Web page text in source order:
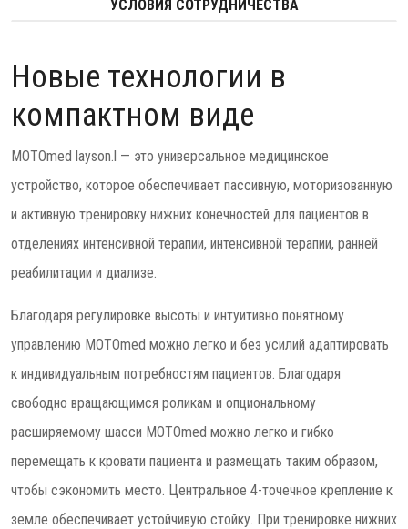
УСЛОВИЯ СОТРУДНИЧЕСТВА
Новые технологии в
компактном виде
MOTOmed layson.l — это универсальное медицинское
устройство, которое обеспечивает пассивную, моторизованную
и активную тренировку нижних конечностей для пациентов в
отделениях интенсивной терапии, интенсивной терапии, ранней
реабилитации и диализе.
Благодаря регулировке высоты и интуитивно понятному
управлению MOTOmed можно легко и без усилий адаптировать
к индивидуальным потребностям пациентов. Благодаря
свободно вращающимся роликам и опциональному
расширяемому шасси MOTOmed можно легко и гибко
перемещать к кровати пациента и размещать таким образом,
чтобы сэкономить место. Центральное 4-точечное крепление к
земле обеспечивает устойчивую стойку. При тренировке нижних